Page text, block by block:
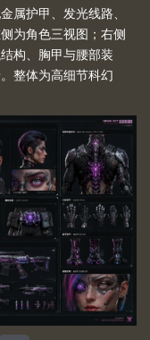
属护甲、发光线路、
为角色三视图；右侧
构、胸甲与腰部装
整体为高细节科幻